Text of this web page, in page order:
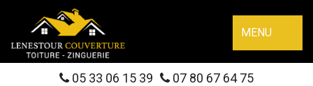
MENU
05 33 06 15 39 07 80 67 64 75